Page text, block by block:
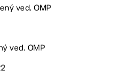
ved. OMP
ved. OMP